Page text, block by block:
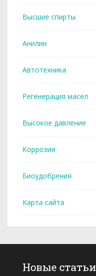
Высшие спирты
Анилин
Автотехника
Регенерация масел
Высокое давление
Коррозия
Биоудобрения
Карта сайта
Новые статьи